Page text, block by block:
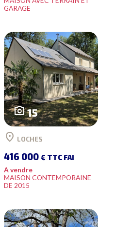
GARAGE
photo_camera15
location_on LOCHES
416 000€ TTC FAI
A vendre
MAISON CONTEMPORAINE
DE 2015